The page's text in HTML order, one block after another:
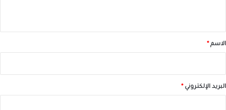
*الاسم *
البريد الإلكتروني *